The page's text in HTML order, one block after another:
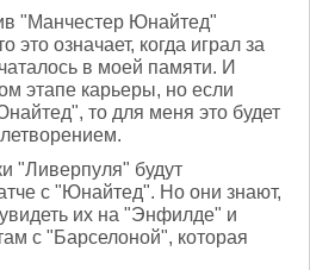
"Манчестер Юнайтед"
это означает, когда играл за
в моей памяти. И
этапе карьеры, но если
то для меня это будет
"Ливерпуля" будут
с "Юнайтед". Но они знают,
их на "Энфилде" и
с "Барселоной", которая